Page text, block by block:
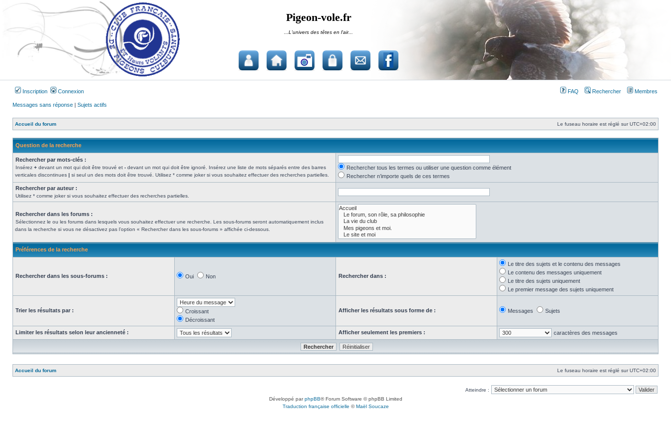
Pigeon-vole.fr
...L'univers des têtes en l'air...
Inscription Connexion FAQ Rechercher Membres
Messages sans réponse | Sujets actifs
Accueil du forum Le fuseau horaire est réglé surUTC+02:00
Question de la recherche
Rechercher par mots-clés :
Insérez + devant un mot qui doit être trouvé et - devant un mot qui doit être ignoré. Insérez une liste de mots séparés entre des barres
verticales discontinues | si seul un des mots doit être trouvé. Utilisez * comme joker si vous souhaitez effectuer des recherches partielles.
Rechercher tous les termes ou utiliser une question comme élément
Rechercher n’importe quels de ces termes
Rechercher par auteur :
Utilisez * comme joker si vous souhaitez effectuer des recherches partielles.
Rechercher dans les forums :
Sélectionnez le ou les forums dans lesquels vous souhaitez effectuer une recherche. Les sous-forums seront automatiquement inclus
dans la recherche si vous ne désactivez pas l’option « Rechercher dans les sous-forums » affichée ci-dessous.
Préférences de la recherche
Rechercher dans les sous-forums : Oui Non Rechercher dans :
Le titre des sujets et le contenu des messages
Le contenu des messages uniquement
Le titre des sujets uniquement
Le premier message des sujets uniquement
Trier les résultats par :
Croissant
Décroissant
Afficher les résultats sous forme de : Messages Sujets
Limiter les résultats selon leur ancienneté : Afficher seulement les premiers : caractères des messages
Accueil du forum Le fuseau horaire est réglé surUTC+02:00
Atteindre :
Développé parphpBB® Forum Software © phpBB Limited
Traduction française officielle ©Maël Soucaze